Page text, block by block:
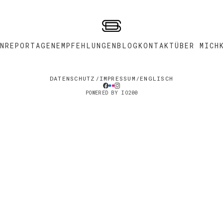
EMPFEHLUNGENBLOGKONTAKTÜBER MICH
DATENSCHUTZ IMPRESSUM ENGLISCH
POWERED BY IO200